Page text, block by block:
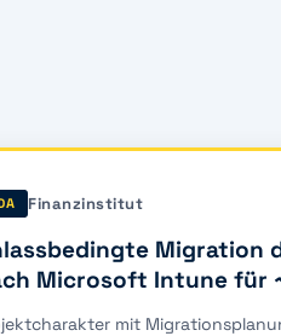
Finanzinstitut
Migration
Microsoft Intune für
mit